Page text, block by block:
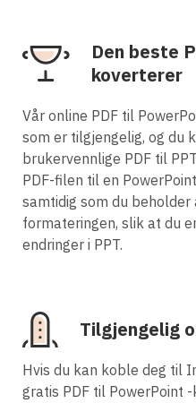
Den beste
koverterer
Vår online PDF til
som er tilgjengelig, og du
brukervennlige PDF til
PDF-filen til en
samtidig som du
formateringen, slik at du
endringer i PPT.
Tilgjengelig
Hvis du kan koble deg til
gratis PDF til PowerPoint